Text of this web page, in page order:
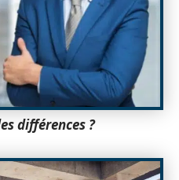
différences ?